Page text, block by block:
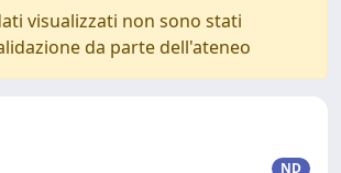
visualizzati non sono stati
da parte dell'ateneo
ND